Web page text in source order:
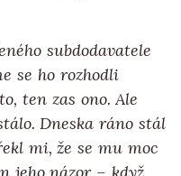
subdodavatele
se ho rozhodli
ten zas ono. Ale
Dneska ráno stál
mi, že se mu moc
jeho názor – když